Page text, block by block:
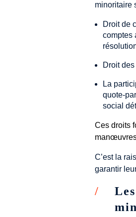
minoritaire
Droit de
comptes
Droit
La
quote-
social
Ces droits
C’est la
garantir